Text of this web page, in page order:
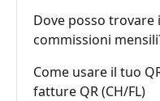
Dove posso trovare
commissioni
Come usare il tuo
fatture QR (CH/FL)